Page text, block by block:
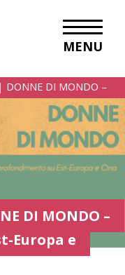
MENU
DONNE DI MONDO –
EUROPA E CINA
DI MONDO –
Europa e